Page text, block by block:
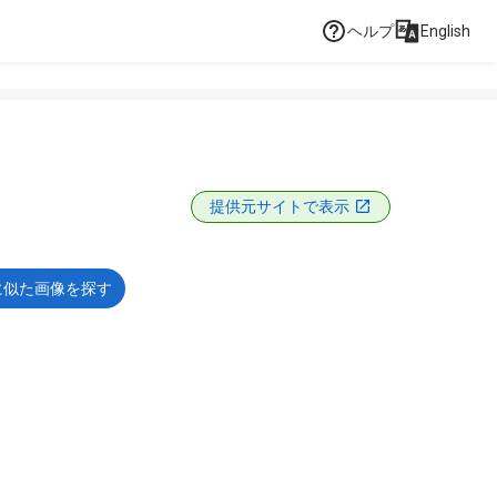
ヘルプ English
提供元サイトで表示
た画像を探す